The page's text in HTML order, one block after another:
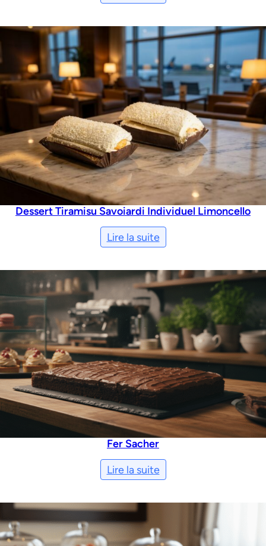
Dessert Tiramisu Savoiardi Individuel Limoncello
Lire la suite
Fer Sacher
Lire la suite